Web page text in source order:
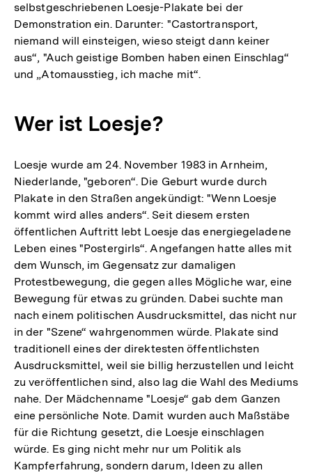
selbstgeschriebenen Loesje-Plakate bei der
Demonstration ein. Darunter: "Castortransport,
niemand will einsteigen, wieso steigt dann keiner
aus“, "Auch geistige Bomben haben einen Einschlag“
und „Atomausstieg, ich mache mit“.
Wer ist Loesje?
Loesje wurde am 24. November 1983 in Arnheim,
Niederlande, "geboren“. Die Geburt wurde durch
Plakate in den Straßen angekündigt: "Wenn Loesje
kommt wird alles anders“. Seit diesem ersten
öffentlichen Auftritt lebt Loesje das energiegeladene
Leben eines "Postergirls“. Angefangen hatte alles mit
dem Wunsch, im Gegensatz zur damaligen
Protestbewegung, die gegen alles Mögliche war, eine
Bewegung für etwas zu gründen. Dabei suchte man
nach einem politischen Ausdrucksmittel, das nicht nur
in der "Szene“ wahrgenommen würde. Plakate sind
traditionell eines der direktesten öffentlichsten
Ausdrucksmittel, weil sie billig herzustellen und leicht
zu veröffentlichen sind, also lag die Wahl des Mediums
nahe. Der Mädchenname "Loesje“ gab dem Ganzen
eine persönliche Note. Damit wurden auch Maßstäbe
für die Richtung gesetzt, die Loesje einschlagen
würde. Es ging nicht mehr nur um Politik als
Kampferfahrung, sondern darum, Ideen zu allen